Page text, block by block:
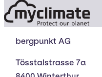
bergpunkt AG
Tösstalstrasse 7a